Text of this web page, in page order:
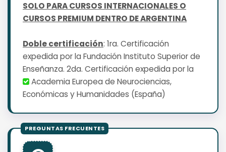
SOLO PARA CURSOS INTERNACIONALES O
CURSOS PREMIUM DENTRO DE ARGENTINA
Doble certificación: 1ra. Certificación
expedida por la Fundación Instituto Superior de
Enseñanza. 2da. Certificación expedida por la
Academia Europea de Neurociencias,
Económicas y Humanidades (España)